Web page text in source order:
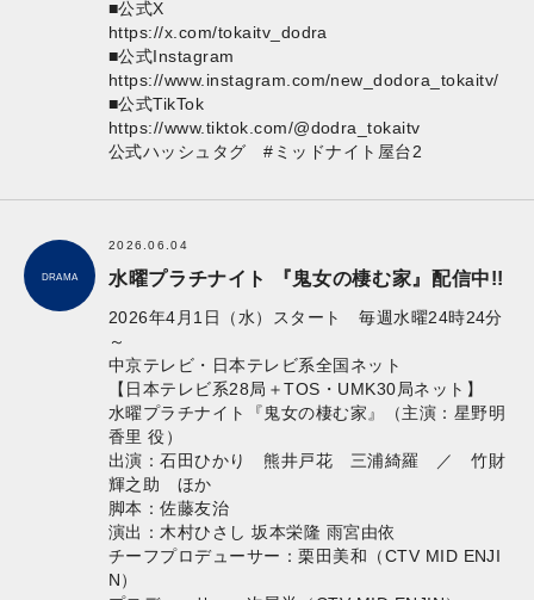
■公式X
https://x.com/tokaitv_dodra
■公式Instagram
https://www.instagram.com/new_dodora_tokaitv/
■公式TikTok
https://www.tiktok.com/@dodra_tokaitv
公式ハッシュタグ #ミッドナイト屋台2
DRAMA
2026.06.04
水曜プラチナイト 『鬼女の棲む家』配信中!!
2026年4月1日（水）スタート 毎週水曜24時24分
～
中京テレビ・日本テレビ系全国ネット
【日本テレビ系28局＋TOS・UMK30局ネット】
水曜プラチナイト『鬼女の棲む家』（主演：星野明
香里 役）
出演：石田ひかり 熊井戸花 三浦綺羅 ／ 竹財
輝之助 ほか
脚本：佐藤友治
演出：木村ひさし 坂本栄隆 雨宮由依
チーフプロデューサー：栗田美和（CTV MID ENJI
N）